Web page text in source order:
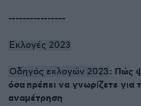
----------------
Εκλογές 2023
Οδηγός εκλογών 2023: Πώς
όσα πρέπει να γνωρίζετε για
αναμέτρηση